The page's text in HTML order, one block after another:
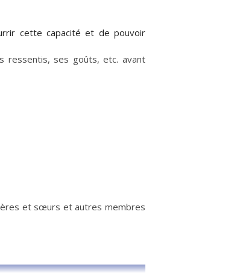
cette capacité et de pouvoir
ressentis, ses goûts, etc. avant
et sœurs et autres membres